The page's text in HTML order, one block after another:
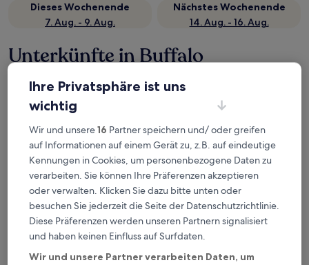
Dieses Wochenende
7. Aug. - 9. Aug.
Nächstes Wochenende
14. Aug. - 16. Aug.
Unterkünfte in Buffalo
Die Unterkünfte werden auf der Grundlage echter
Reisebewertungen und der Beliebtheit bei Gästen ausgewählt,
die eine Nacht in Buffalo auf Hotels.com gebucht haben. Diese
Erlebnis der Reisenden. Zuletzt aktualisiert am5. August 2026
Weniger
Best Western Plus Brandywine Inn & Suites
Ihre Privatsphäre ist uns
wichtig
Wir und unsere16 Partner speichern und/ oder greifen
auf Informationen auf einem Gerät zu, z.B. auf eindeutige
Kennungen in Cookies, um personenbezogene Daten zu
verarbeiten. Sie können Ihre Präferenzen akzeptieren
oder verwalten. Klicken Sie dazu bitte unten oder
besuchen Sie jederzeit die Seite der Datenschutzrichtlinie.
Diese Präferenzen werden unseren Partnern signalisiert
und haben keinen Einfluss auf Surfdaten.
Wir und unsere Partner verarbeiten Daten, um